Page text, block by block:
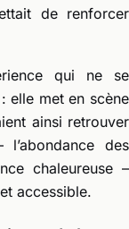
de renforcer
qui ne se
elle met en scène
ainsi retrouver
des
chaleureuse –
accessible.